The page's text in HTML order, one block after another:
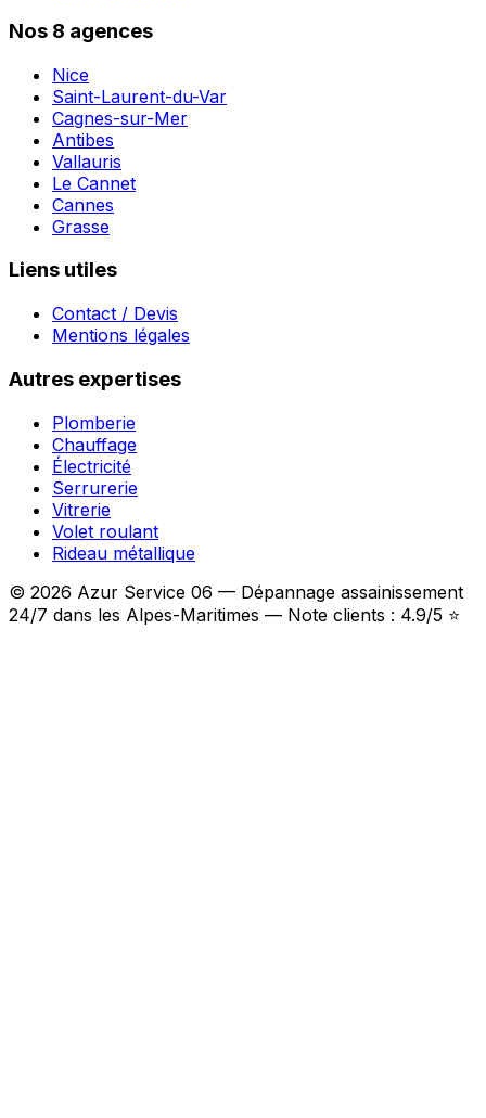
Nos 8 agences
Nice
Saint-Laurent-du-Var
Cagnes-sur-Mer
Antibes
Vallauris
Le Cannet
Cannes
Grasse
Liens utiles
Contact / Devis
Mentions légales
Autres expertises
Plomberie
Chauffage
Électricité
Serrurerie
Vitrerie
Volet roulant
Rideau métallique
© 2026 Azur Service 06 — Dépannage assainissement
24/7 dans les Alpes-Maritimes — Note clients : 4.9/5 ⭐